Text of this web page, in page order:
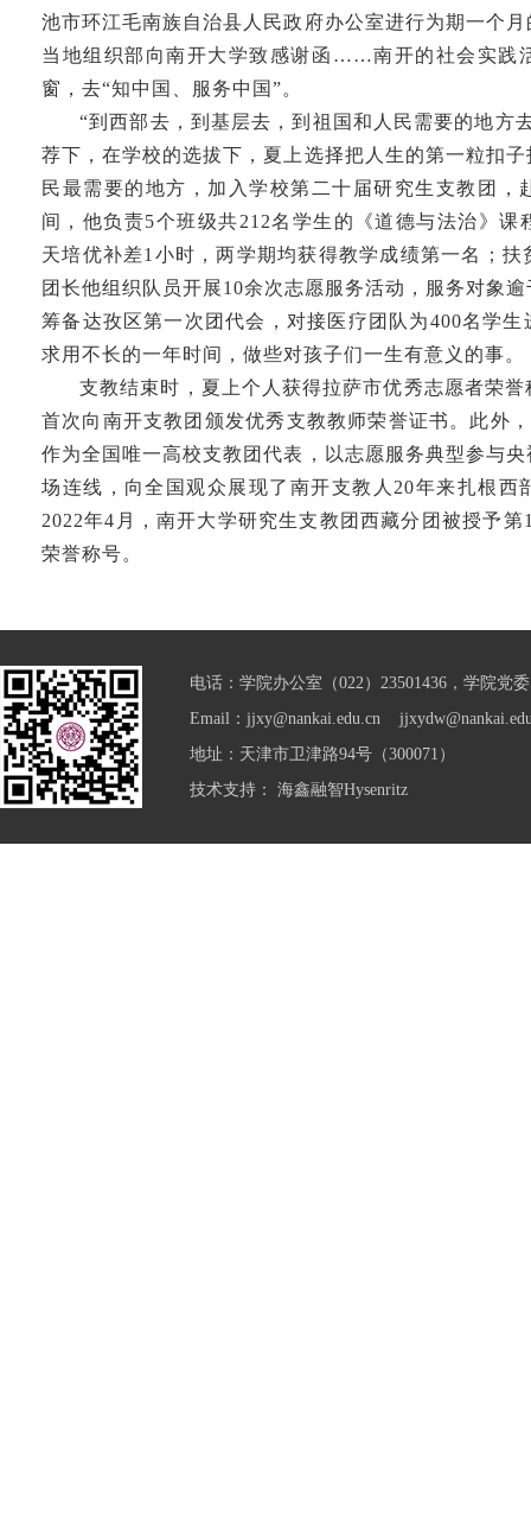
池市环江毛南族自治县人民政府办公室进行为期一个
当地组织部向南开大学致感谢函……南开的社会实践
窗，去“知中国、服务中国”。
“到西部去，到基层去，到祖国和人民需要的地方
荐下，在学校的选拔下，夏上选择把人生的第一粒扣
民最需要的地方，加入学校第二十届研究生支教团，
间，他负责5个班级共212名学生的《道德与法治》课
天培优补差1小时，两学期均获得教学成绩第一名；
团长他组织队员开展10余次志愿服务活动，服务对象
筹备达孜区第一次团代会，对接医疗团队为400名学
求用不长的一年时间，做些对孩子们一生有意义的事。
支教结束时，夏上个人获得拉萨市优秀志愿者荣
首次向南开支教团颁发优秀支教教师荣誉证书。此外
作为全国唯一高校支教团代表，以志愿服务典型参与
场连线，向全国观众展现了南开支教人20年来扎根西
2022年4月，南开大学研究生支教团西藏分团被授予
荣誉称号。
电话：学院办公室（022）23501436，学院党
Email：jjxy@nankai.edu.cn
地址：天津市卫津路94号（300071）
技术支持： 海鑫融智Hysenritz